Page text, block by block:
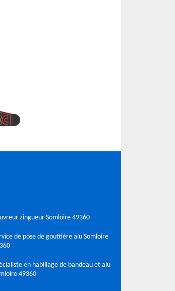
zingueur Somloire 49360
de pose de gouttière alu Somloire
en habillage de bandeau et alu
49360